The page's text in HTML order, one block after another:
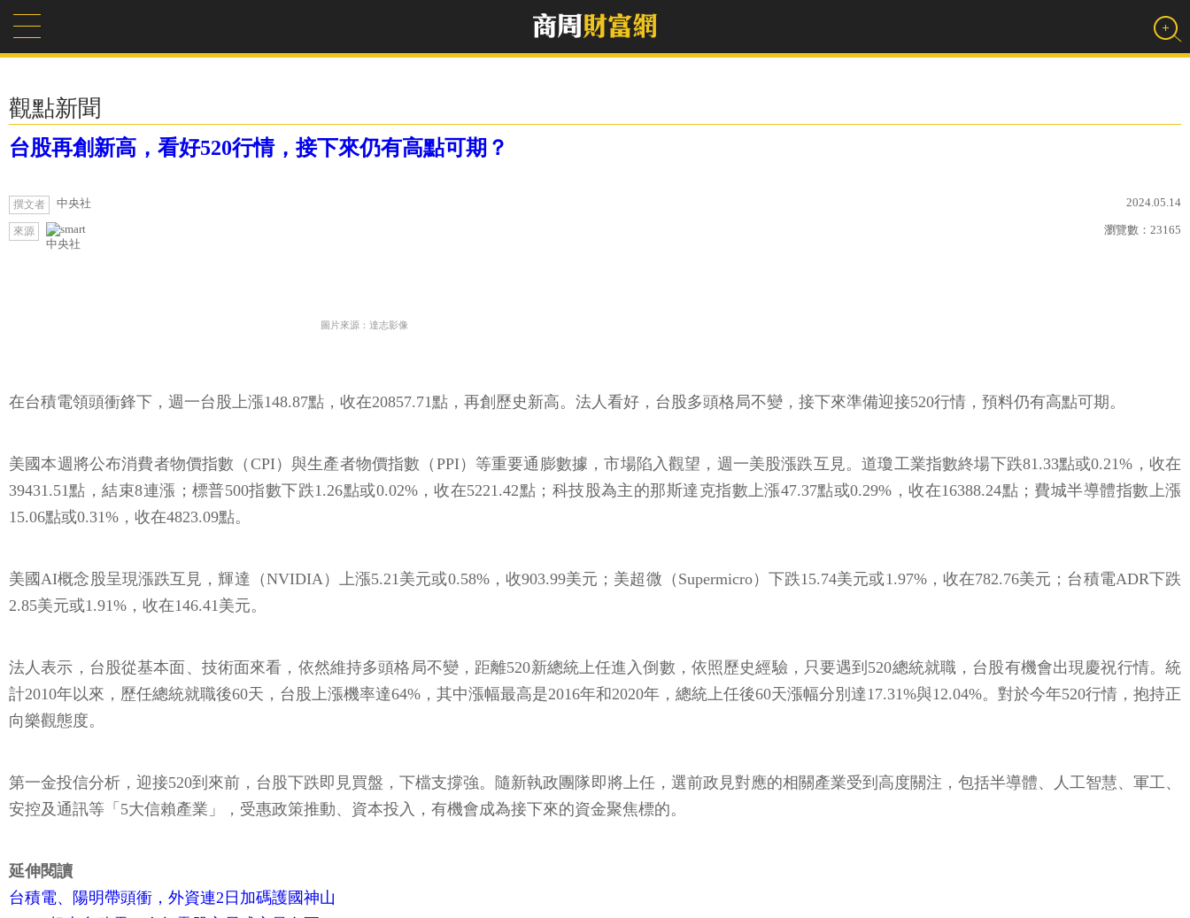
觀點新聞
台股再創新高，看好520行情，接下來仍有高點可期？
撰文者 中央社 2024.05.14
來源
中央社
瀏覽數： 23165
圖片來源：達志影像
在台積電領頭衝鋒下，週一台股上漲148.87點，收在20857.71點，再創歷史新高。法人看好，台股多頭格局不變，接下來準備迎接520行情，預料仍有高點可期。
美國本週將公布消費者物價指數（CPI）與生產者物價指數（PPI）等重要通膨數據，市場陷入觀望，週一美股漲跌互見。道瓊工業指數終場下跌81.33點或0.21%，收在
39431.51點，結束8連漲；標普500指數下跌1.26點或0.02%，收在5221.42點；科技股為主的那斯達克指數上漲47.37點或0.29%，收在16388.24點；費城半導體指數上漲
15.06點或0.31%，收在4823.09點。
美國AI概念股呈現漲跌互見，輝達（NVIDIA）上漲5.21美元或0.58%，收903.99美元；美超微（Supermicro）下跌15.74美元或1.97%，收在782.76美元；台積電ADR下跌
2.85美元或1.91%，收在146.41美元。
法人表示，台股從基本面、技術面來看，依然維持多頭格局不變，距離520新總統上任進入倒數，依照歷史經驗，只要遇到520總統就職，台股有機會出現慶祝行情。統
計2010年以來，歷任總統就職後60天，台股上漲機率達64%，其中漲幅最高是2016年和2020年，總統上任後60天漲幅分別達17.31%與12.04%。對於今年520行情，抱持正
向樂觀態度。
第一金投信分析，迎接520到來前，台股下跌即見買盤，下檔支撐強。隨新執政團隊即將上任，選前政見對應的相關產業受到高度關注，包括半導體、人工智慧、軍工、
安控及通訊等「5大信賴產業」，受惠政策推動、資本投入，有機會成為接下來的資金聚焦標的。
延伸閱讀
台積電、陽明帶頭衝，外資連2日加碼護國神山